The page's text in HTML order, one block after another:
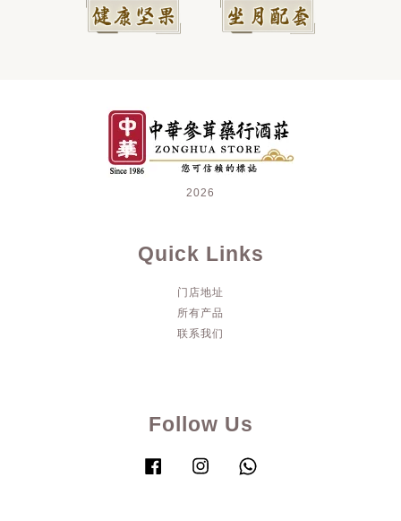
2026
Quick Links
门店地址
所有产品
联系我们
Follow Us
Facebook Instagram